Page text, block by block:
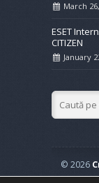
March
ESET
CITIZEN
January
© 2026